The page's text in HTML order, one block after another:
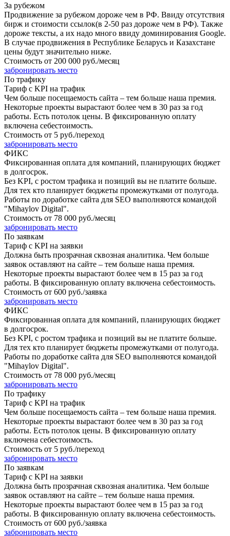
За рубежом
Продвижение за рубежом дороже чем в РФ. Ввиду отсутствия
бирж и стоимости ссылок(в 2-50 раз дороже чем в РФ). Также
дороже тексты, а их надо много ввиду доминирования Google.
В случае продвижения в Республике Беларусь и Казахстане
цены будут значительно ниже.
Стоимость от 200 000 руб./месяц
забронировать место
По трафику
Тариф с KPI на трафик
Чем больше посещаемость сайта – тем больше наша премия.
Некоторые проекты вырастают более чем в 30 раз за год
работы. Есть потолок цены. В фиксированную оплату
включена себестоимость.
Стоимость от 5 руб./переход
забронировать место
ФИКС
Фиксированная оплата для компаний, планирующих бюджет
в долгосрок.
Без KPI, с ростом трафика и позиций вы не платите больше.
Для тех кто планирует бюджеты промежутками от полугода.
Работы по доработке сайта для SEO выполняются командой
"Mihaylov Digital".
Стоимость от 78 000 руб./месяц
забронировать место
По заявкам
Тариф с KPI на заявки
Должна быть прозрачная сквозная аналитика. Чем больше
заявок оставляют на сайте – тем больше наша премия.
Некоторые проекты вырастают более чем в 15 раз за год
работы. В фиксированную оплату включена себестоимость.
Стоимость от 600 руб./заявка
забронировать место
ФИКС
Фиксированная оплата для компаний, планирующих бюджет
в долгосрок.
Без KPI, с ростом трафика и позиций вы не платите больше.
Для тех кто планирует бюджеты промежутками от полугода.
Работы по доработке сайта для SEO выполняются командой
"Mihaylov Digital".
Стоимость от 78 000 руб./месяц
забронировать место
По трафику
Тариф с KPI на трафик
Чем больше посещаемость сайта – тем больше наша премия.
Некоторые проекты вырастают более чем в 30 раз за год
работы. Есть потолок цены. В фиксированную оплату
включена себестоимость.
Стоимость от 5 руб./переход
забронировать место
По заявкам
Тариф с KPI на заявки
Должна быть прозрачная сквозная аналитика. Чем больше
заявок оставляют на сайте – тем больше наша премия.
Некоторые проекты вырастают более чем в 15 раз за год
работы. В фиксированную оплату включена себестоимость.
Стоимость от 600 руб./заявка
забронировать место